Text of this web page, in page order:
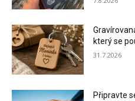
který se
31.7.2026
Připravte